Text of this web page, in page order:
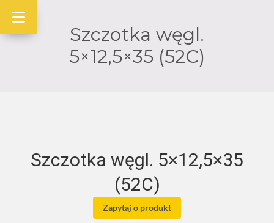
Szczotka węgl.
5×12,5×35 (52C)
Szczotka węgl. 5×12,5×35
(52C)
Zapytaj o produkt